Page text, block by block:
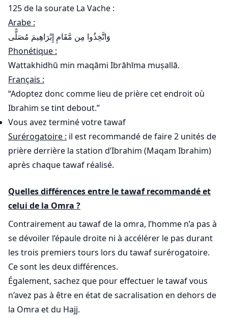
125 de la sourate La Vache :
Arabe :
وَاتَّخِذُوا مِن مَّقَامِ إِبْرَاهِيمَ مُصَلًّى
Phonétique :
Wattakhidhū min maqāmi Ibrāhīma muṣallā.
Français :
“Adoptez donc comme lieu de prière cet endroit où
Ibrahim se tint debout.”
Vous avez terminé votre tawaf
Surérogatoire : il est recommandé de faire 2 unités de
prière derrière la station d’Ibrahim (Maqam Ibrahim)
après chaque tawaf réalisé.
Quelles différences entre le tawaf recommandé et
celui de la Omra ?
Contrairement au tawaf de la omra, l’homme n’a pas à
se dévoiler l’épaule droite ni à accélérer le pas durant
les trois premiers tours lors du tawaf surérogatoire.
Ce sont les deux différences.
Également, sachez que pour effectuer le tawaf vous
n’avez pas à être en état de sacralisation en dehors de
la Omra et du Hajj.